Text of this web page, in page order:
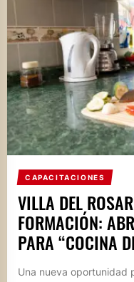
CAPACITACIONES
VILLA DEL
FORMACIÓN:
PARA “COCINA
Una nueva oportunidad